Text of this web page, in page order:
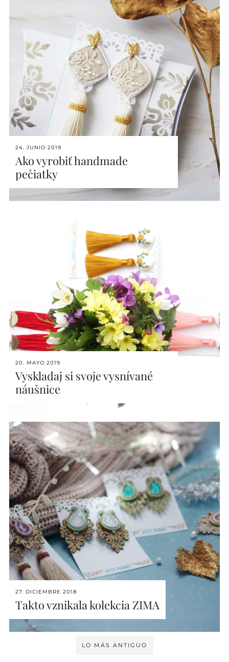
24. JUNIO 2019
Ako vyrobiť handmade
pečiatky
20. MAYO 2019
Vyskladaj si svoje vysnívané
náušnice
27. DICIEMBRE 2018
Takto vznikala kolekcia ZIMA
LO MÁS ANTIGUO